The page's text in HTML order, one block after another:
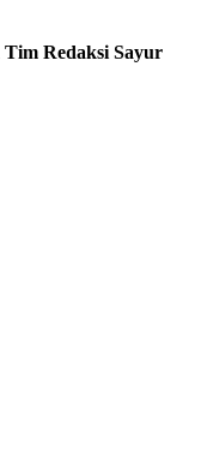
Tim Redaksi Sayur